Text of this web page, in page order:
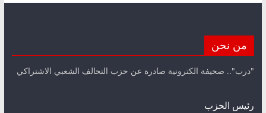
من نحن
"درب".. صحيفة الكترونية صادرة عن حزب التحالف الشعبي الاشتراكي
رئيس الحزب